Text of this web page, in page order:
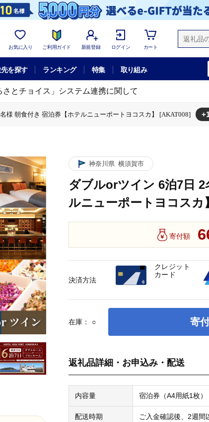
お気に入り ご利用ガイド 新規登録 ログイン カート
を探す ランキング 特集 取り組み
さとチョイス」システム連携に関して
様 朝食付き 宿泊券【ホテルニューポートヨコスカ】 [AKAT008]
神奈川県 横須賀市
ダブルorツイン 6泊7日
ルニューポートヨコスカ
寄付額
在庫： ○ 寄
返礼品詳細・お申込み・配送
内容量 宿泊券（A4用紙1枚
配送時期 ご入金確認後、2週間
決済方法
クレジット
カード